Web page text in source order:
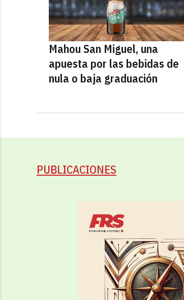
Mahou San Miguel, una
apuesta por las bebidas de
nula o baja graduación
PUBLICACIONES